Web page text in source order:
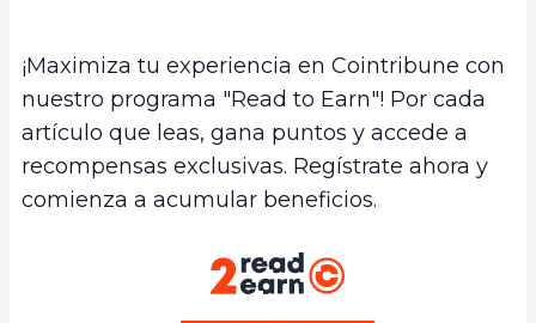
¡Maximiza tu experiencia en Cointribune con
nuestro programa "Read to Earn"! Por cada
artículo que leas, gana puntos y accede a
recompensas exclusivas. Regístrate ahora y
comienza a acumular beneficios.